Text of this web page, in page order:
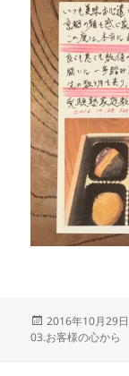
投
稿
2016年10月29日
03.お客様の心から